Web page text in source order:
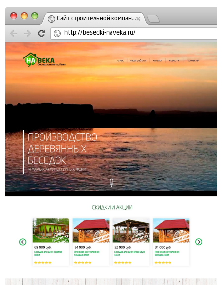
Сайт строительной компан...
http://besedki-naveka.ru/